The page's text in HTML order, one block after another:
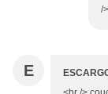
/
E